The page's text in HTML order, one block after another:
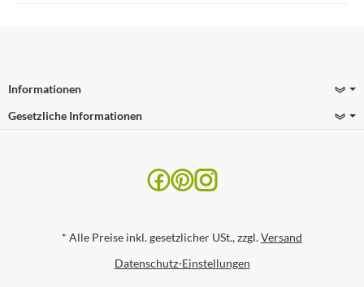
Informationen
Gesetzliche Informationen
* Alle Preise inkl. gesetzlicher USt., zzgl.Versand
Datenschutz-Einstellungen